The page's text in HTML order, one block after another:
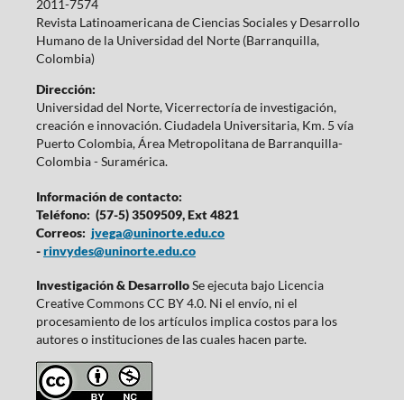
2011-7574
Revista Latinoamericana de Ciencias Sociales y Desarrollo
Humano de la Universidad del Norte (Barranquilla,
Colombia)
Dirección:
Universidad del Norte, Vicerrectoría de investigación,
creación e innovación. Ciudadela Universitaria, Km. 5 vía
Puerto Colombia, Área Metropolitana de Barranquilla-
Colombia - Suramérica.
Información de contacto:
Teléfono: (57-5) 3509509, Ext 4821
Correos: jvega@uninorte.edu.co
-rinvydes@uninorte.edu.co
Investigación & DesarrolloSe ejecuta bajo Licencia
Creative Commons CC BY 4.0. Ni el envío, ni el
procesamiento de los artículos implica costos para los
autores o instituciones de las cuales hacen parte.